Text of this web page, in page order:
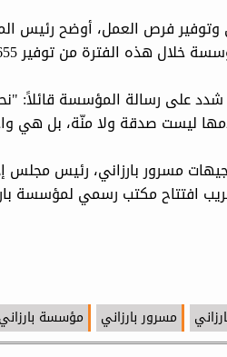
وتوفير فرص العمل، أوضح رئيس
الفترة من توفير 655 فرصة عمل لأهالي المنطقة.
على رسالة المؤسسة قائلاً:
ليست صدقة ولا منّة، بل هي
مسرور بارزاني، رئيس
افتتاح مكتب رسمي لمؤسسة
مسرور بارزاني مؤسسة بارزاني